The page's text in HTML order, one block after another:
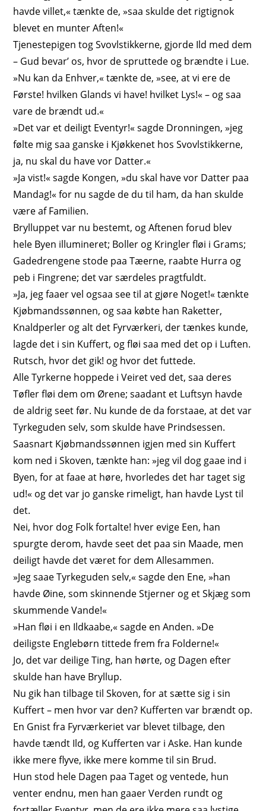
havde villet,« tænkte de, »saa skulde det rigtignok
blevet en munter Aften!«
Tjenestepigen tog Svovlstikkerne, gjorde Ild med dem
– Gud bevar’ os, hvor de spruttede og brændte i Lue.
»Nu kan da Enhver,« tænkte de, »see, at vi ere de
Første! hvilken Glands vi have! hvilket Lys!« – og saa
vare de brændt ud.«
»Det var et deiligt Eventyr!« sagde Dronningen, »jeg
følte mig saa ganske i Kjøkkenet hos Svovlstikkerne,
ja, nu skal du have vor Datter.«
»Ja vist!« sagde Kongen, »du skal have vor Datter paa
Mandag!« for nu sagde de du til ham, da han skulde
være af Familien.
Brylluppet var nu bestemt, og Aftenen forud blev
hele Byen illumineret; Boller og Kringlerfløi i Grams;
Gadedrengene stode paa Tæerne, raabte Hurra og
peb i Fingrene; det var særdeles pragtfuldt.
»Ja, jeg faaer vel ogsaa see til at gjøre Noget!« tænkte
Kjøbmandssønnen, og saa købte han Raketter,
Knaldperler og alt det Fyrværkeri, der tænkes kunde,
lagde det i sin Kuffert, og fløi saa med det op i Luften.
Rutsch, hvor det gik! og hvor det futtede.
Alle Tyrkerne hoppede i Veiret ved det, saa deres
Tøfler fløi dem om Ørene; saadant et Luftsyn havde
de aldrig seet før. Nu kunde de da forstaae, at det var
Tyrkeguden selv, som skulde have Prindsessen.
Saasnart Kjøbmandssønnen igjen med sin Kuffert
kom ned i Skoven, tænkte han: »jeg vil dog gaae ind i
Byen, for at faae at høre, hvorledes det har taget sig
ud!« og det var jo ganske rimeligt, han havde Lyst til
det.
Nei, hvor dog Folk fortalte! hver evige Een, han
spurgte derom, havde seet det paa sin Maade, men
deiligt havde det været for dem Allesammen.
»Jeg saae Tyrkeguden selv,« sagde den Ene, »han
havde Øine, som skinnende Stjerner og et Skjæg som
skummende Vande!«
»Han fløi i en Ildkaabe,« sagde en Anden. »De
deiligste Englebørn tittede frem fra Folderne!«
Jo, det var deilige Ting, han hørte, og Dagen efter
skulde han have Bryllup.
Nu gik han tilbage til Skoven, for at sætte sig i sin
Kuffert – men hvor var den? Kufferten var brændt op.
En Gnist fra Fyrværkeriet var blevet tilbage, den
havde tændt Ild, og Kufferten var i Aske. Han kunde
ikke mere flyve, ikke mere komme til sin Brud.
Hun stod hele Dagen paa Taget og ventede, hun
venter endnu, men han gaaer Verden rundt og